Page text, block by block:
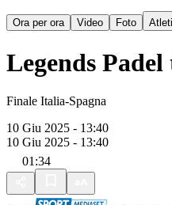
Ora per ora Video Foto
Legends
Finale Italia-Spagna
10 Giu 2025 - 13:40
10 Giu 2025 - 13:40
01:34